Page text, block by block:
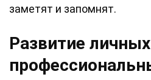
заметят и запомнят.
Развитие